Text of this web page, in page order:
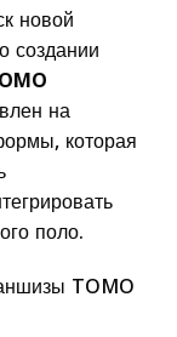
новой
создании
на
которая
поло.
TOMO